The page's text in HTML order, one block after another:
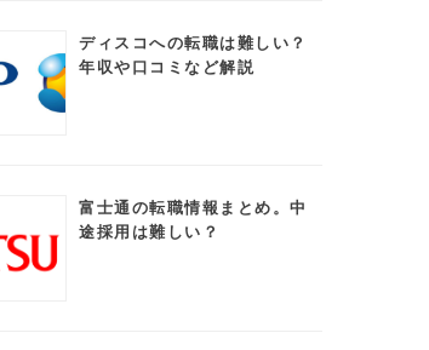
ディスコへの転職は難しい？
年収や口コミなど解説
富士通の転職情報まとめ。中
途採用は難しい？